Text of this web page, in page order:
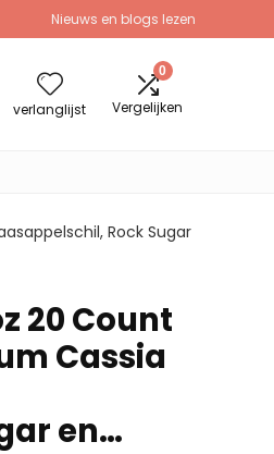
Nieuws en blogs lezen
verlanglijst
0
Vergelijken
Rock Sugar
20 Count
Cassia
en…